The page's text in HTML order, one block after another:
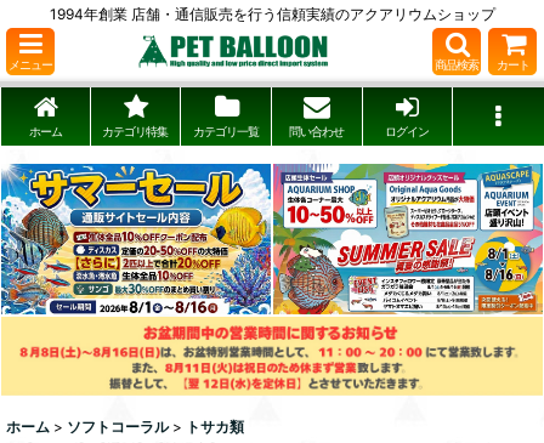
1994年創業 店舗・通信販売を行う信頼実績のアクアリウムショップ
メニュー 商品検索 カート
ホーム カテゴリ特集 カテゴリ一覧 問い合わせ ログイン
ホーム > ソフトコーラル > トサカ類